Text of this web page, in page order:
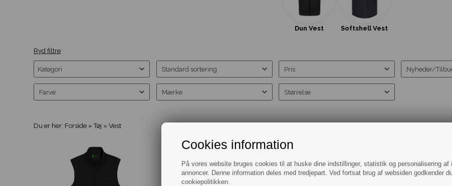
Cookies information
På vores website bruges cookies til at huske dine indstillinger, statistik og personalisering af
annoncer. Denne information deles med tredjepart. Ved fortsat brug af websiden godkender
cookiepolitikken.
Dun Vest Softshell Vest
Ryd filtre
Pris Nyheder/
Farve Mærke Størrelse
Du er her: Forside »Tøj »Vest